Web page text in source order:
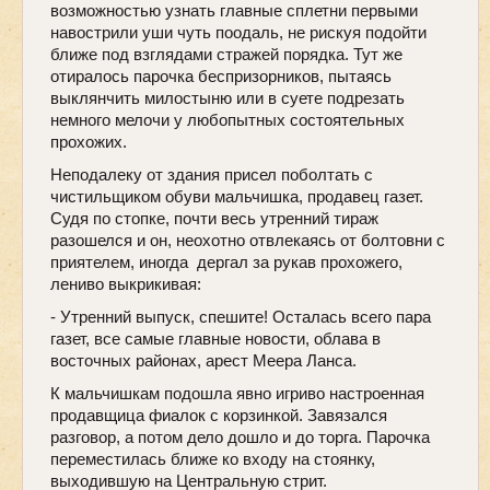
возможностью узнать главные сплетни первыми
навострили уши чуть поодаль, не рискуя подойти
ближе под взглядами стражей порядка. Тут же
отиралось парочка беспризорников, пытаясь
выклянчить милостыню или в суете подрезать
немного мелочи у любопытных состоятельных
прохожих.
Неподалеку от здания присел поболтать с
чистильщиком обуви мальчишка, продавец газет.
Судя по стопке, почти весь утренний тираж
разошелся и он, неохотно отвлекаясь от болтовни с
приятелем, иногда дергал за рукав прохожего,
лениво выкрикивая:
- Утренний выпуск, спешите! Осталась всего пара
газет, все самые главные новости, облава в
восточных районах, арест Меера Ланса.
К мальчишкам подошла явно игриво настроенная
продавщица фиалок с корзинкой. Завязался
разговор, а потом дело дошло и до торга. Парочка
переместилась ближе ко входу на стоянку,
выходившую на Центральную стрит.